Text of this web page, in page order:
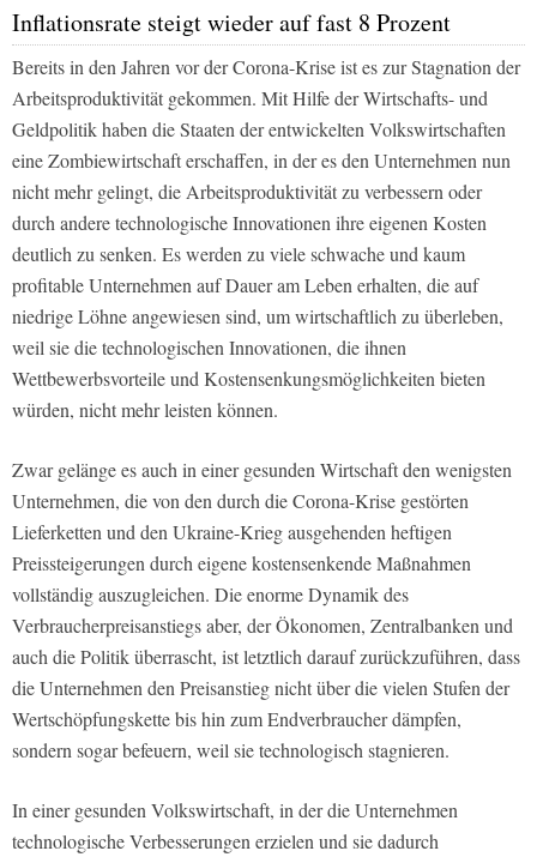
Inflationsrate steigt wieder auf fast 8 Prozent
Bereits in den Jahren vor der Corona-Krise ist es zur Stagnation der
Arbeitsproduktivität gekommen. Mit Hilfe der Wirtschafts- und
Geldpolitik haben die Staaten der entwickelten Volkswirtschaften
eine Zombiewirtschaft erschaffen, in der es den Unternehmen nun
nicht mehr gelingt, die Arbeitsproduktivität zu verbessern oder
durch andere technologische Innovationen ihre eigenen Kosten
deutlich zu senken. Es werden zu viele schwache und kaum
profitable Unternehmen auf Dauer am Leben erhalten, die auf
niedrige Löhne angewiesen sind, um wirtschaftlich zu überleben,
weil sie die technologischen Innovationen, die ihnen
Wettbewerbsvorteile und Kostensenkungsmöglichkeiten bieten
würden, nicht mehr leisten können.
Zwar gelänge es auch in einer gesunden Wirtschaft den wenigsten
Unternehmen, die von den durch die Corona-Krise gestörten
Lieferketten und den Ukraine-Krieg ausgehenden heftigen
Preissteigerungen durch eigene kostensenkende Maßnahmen
vollständig auszugleichen. Die enorme Dynamik des
Verbraucherpreisanstiegs aber, der Ökonomen, Zentralbanken und
auch die Politik überrascht, ist letztlich darauf zurückzuführen, dass
die Unternehmen den Preisanstieg nicht über die vielen Stufen der
Wertschöpfungskette bis hin zum Endverbraucher dämpfen,
sondern sogar befeuern, weil sie technologisch stagnieren.
In einer gesunden Volkswirtschaft, in der die Unternehmen
technologische Verbesserungen erzielen und sie dadurch